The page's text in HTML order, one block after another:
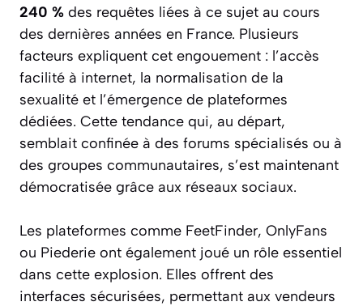
240 % des requêtes liées à ce sujet au cours
des dernières années en France. Plusieurs
facteurs expliquent cet engouement : l’accès
facilité à internet, la normalisation de la
sexualité et l’émergence de plateformes
dédiées. Cette tendance qui, au départ,
semblait confinée à des forums spécialisés ou à
des groupes communautaires, s’est maintenant
démocratisée grâce aux réseaux sociaux.
Les plateformes comme FeetFinder, OnlyFans
ou Piederie ont également joué un rôle essentiel
dans cette explosion. Elles offrent des
interfaces sécurisées, permettant aux vendeurs